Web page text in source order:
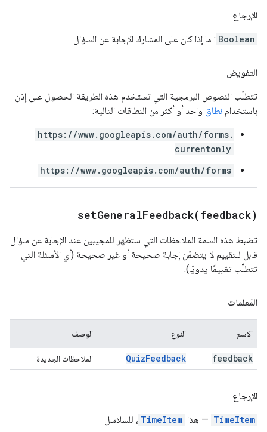
الإرجاع
Boolean : ما إذا كان على المشارك الإجابة عن السؤال
التفويض
تتطلّب النصوص البرمجية التي تستخدم هذه الطريقة الحصول على إذن
باستخدام نطاق واحد أو أكثر من النطاقات التالية:
https://www.googleapis.com/auth/forms.
currentonly
https://www.googleapis.com/auth/forms
setGeneralFeedback(feedback)
تضبط هذه السمة الملاحظات التي ستظهر للمجيبين عند الإجابة عن سؤال
قابل للتقييم لا يتضمّن إجابة صحيحة أو غير صحيحة (أي الأسئلة التي
تتطلّب تقييمًا يدويًا).
المَعلمات
الاسم النوع الوصف
feedback
QuizFeedback الملاحظات الجديدة
الإرجاع
TimeItem — هذا TimeItem ، للسلاسل